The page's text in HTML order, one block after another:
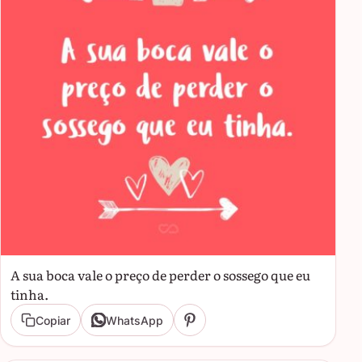
A sua boca vale o preço de perder o sossego que eu
tinha.
Copiar WhatsApp